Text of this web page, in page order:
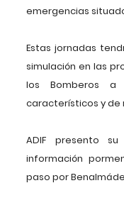
emergencias
Estas jornadas
simulación en las
los Bomberos
característicos y de
ADIF presento
información
paso por